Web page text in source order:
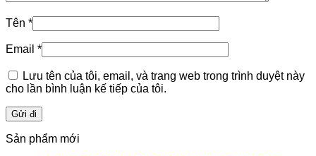
Tên *
Email *
Lưu tên của tôi, email, và trang web trong trình duyệt này
cho lần bình luận kế tiếp của tôi.
Sản phẩm mới